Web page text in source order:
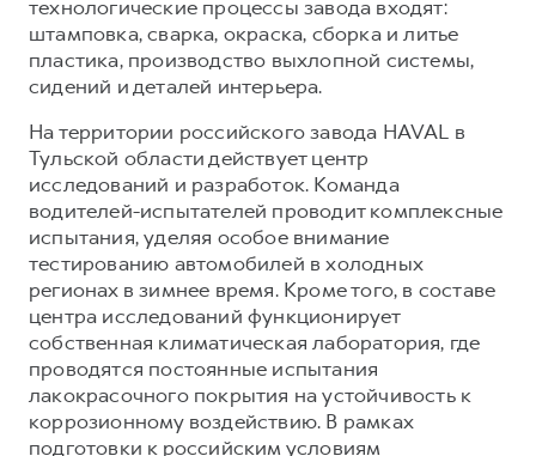
технологические процессы завода входят:
штамповка, сварка, окраска, сборка и литье
пластика, производство выхлопной системы,
сидений и деталей интерьера.
На территории российского завода HAVAL в
Тульской области действует центр
исследований и разработок. Команда
водителей-испытателей проводит комплексные
испытания, уделяя особое внимание
тестированию автомобилей в холодных
регионах в зимнее время. Кроме того, в составе
центра исследований функционирует
собственная климатическая лаборатория, где
проводятся постоянные испытания
лакокрасочного покрытия на устойчивость к
коррозионному воздействию. В рамках
подготовки к российским условиям